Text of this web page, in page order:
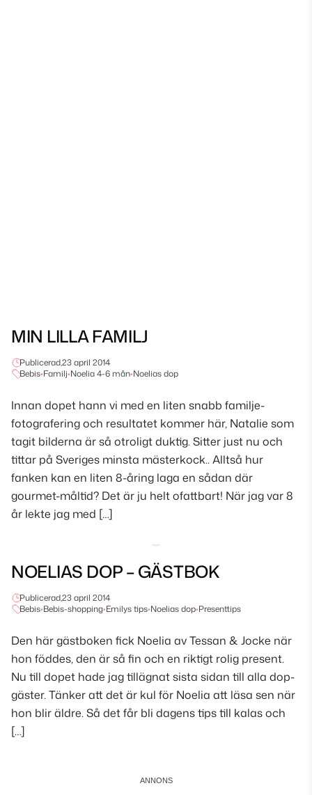
MIN LILLA FAMILJ
Publicerad,23 april 2014
Bebis•Familj•Noelia 4-6 mån•Noelias dop
Innan dopet hann vi med en liten snabb familje-
fotografering och resultatet kommer här, Natalie som
tagit bilderna är så otroligt duktig. Sitter just nu och
tittar på Sveriges minsta mästerkock.. Alltså hur
fanken kan en liten 8-åring laga en sådan där
gourmet-måltid? Det är ju helt ofattbart! När jag var 8
år lekte jag med […]
NOELIAS DOP – GÄSTBOK
Publicerad,23 april 2014
Bebis•Bebis-shopping•Emilys tips•Noelias dop•Presenttips
Den här gästboken fick Noelia av Tessan & Jocke när
hon föddes, den är så fin och en riktigt rolig present.
Nu till dopet hade jag tillägnat sista sidan till alla dop-
gäster. Tänker att det är kul för Noelia att läsa sen när
hon blir äldre. Så det får bli dagens tips till kalas och
[…]